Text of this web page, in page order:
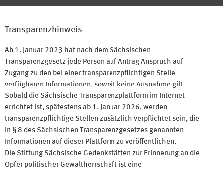
Transparenzhinweis
Ab 1. Januar 2023 hat nach dem Sächsischen
Transparenzgesetz jede Person auf Antrag Anspruch auf
Zugang zu den bei einer transparenzpflichtigen Stelle
verfügbaren Informationen, soweit keine Ausnahme gilt.
Sobald die Sächsische Transparenzplattform im Internet
errichtet ist, spätestens ab 1. Januar 2026, werden
transparenzpflichtige Stellen zusätzlich verpflichtet sein, die
in § 8 des Sächsischen Transparenzgesetzes genannten
Informationen auf dieser Plattform zu veröffentlichen.
Die Stiftung Sächsische Gedenkstätten zur Erinnerung an die
Opfer politischer Gewaltherrschaft ist eine